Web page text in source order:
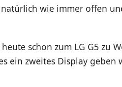
wie immer offen
schon zum LG G5 zu
ein zweites Display geben